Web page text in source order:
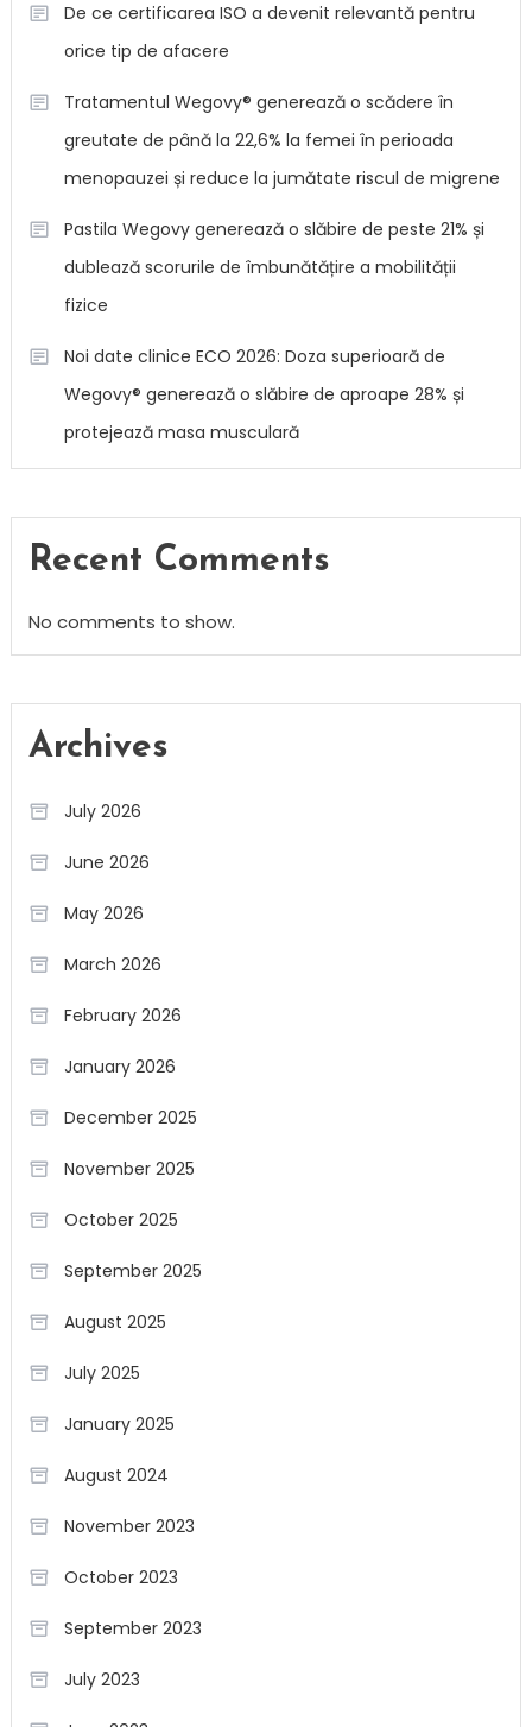
De ce certificarea ISO a devenit relevantă pentru
orice tip de afacere
Tratamentul Wegovy® generează o scădere în
greutate de până la 22,6% la femei în perioada
menopauzei și reduce la jumătate riscul de migrene
Pastila Wegovy generează o slăbire de peste 21% și
dublează scorurile de îmbunătățire a mobilității
fizice
Noi date clinice ECO 2026: Doza superioară de
Wegovy® generează o slăbire de aproape 28% și
protejează masa musculară
Recent Comments
No comments to show.
Archives
July 2026
June 2026
May 2026
March 2026
February 2026
January 2026
December 2025
November 2025
October 2025
September 2025
August 2025
July 2025
January 2025
August 2024
November 2023
October 2023
September 2023
July 2023